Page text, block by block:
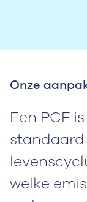
Onze
Een PCF
standaard
welke